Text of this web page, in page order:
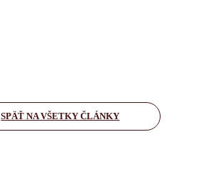
SPÄŤ NA VŠETKY ČLÁNKY